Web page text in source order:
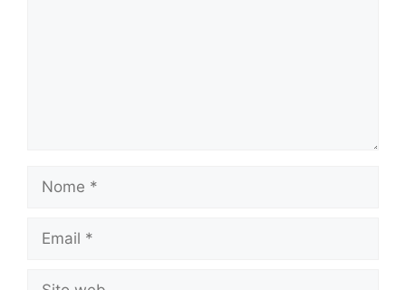
Nome
Email
Sito